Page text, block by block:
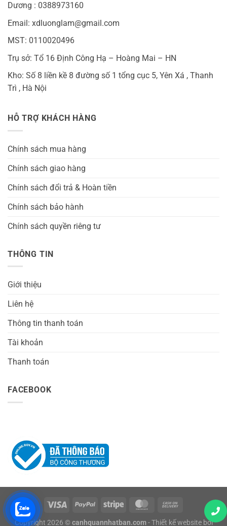
Dương : 0388973160
Email: xdluonglam@gmail.com
MST: 0110020496
Trụ sở: Tổ 16 Định Công Hạ – Hoàng Mai – HN
Kho: Số 8 liền kề 8 đường số 1 tổng cục 5, Yên Xá , Thanh
Trì , Hà Nội
HỖ TRỢ KHÁCH HÀNG
Chính sách mua hàng
Chính sách giao hàng
Chính sách đổi trả & Hoàn tiền
Chính sách bảo hành
Chính sách quyền riêng tư
THÔNG TIN
Giới thiệu
Liên hệ
Thông tin thanh toán
Tài khoản
Thanh toán
FACEBOOK
Copyright 2026 © canhquannhatban.com- Thiết kế website bởi